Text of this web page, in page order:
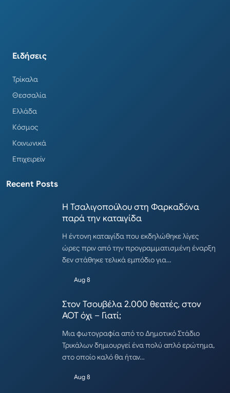
Ειδήσεις
Τρίκαλα
Θεσσαλία
Ελλάδα
Κόσμος
Κοινωνικά
Επιχειρείν
Recent Posts
Η Τσαλιγοπούλου στη Φαρκαδόνα
παρά την καταιγίδα
Η έντονη καταιγίδα που εκδηλώθηκε λίγες
ώρες πριν από την προγραμματισμένη έναρξη
δεν στάθηκε τελικά εμπόδιο για…
Aug 8
Στον Τσουβέλα 2.000 θεατές, στον
ΑΟΤ όχι – Γιατί;
Μια φωτογραφία από το Δημοτικό Στάδιο
Τρικάλων δημιουργεί ένα πολύ απλό ερώτημα,
στο οποίο καλό θα ήταν…
Aug 8